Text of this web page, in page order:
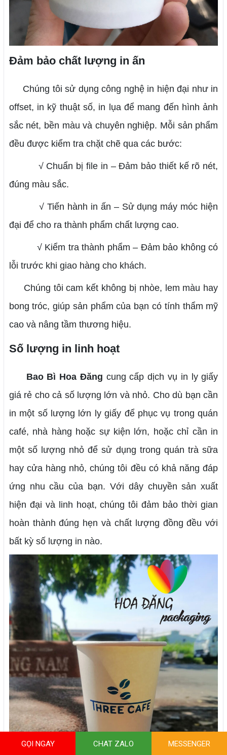
Đảm bảo chất lượng in ấn
Chúng tôi sử dụng công nghệ in hiện đại như in
offset, in kỹ thuật số, in lụa để mang đến hình ảnh
sắc nét, bền màu và chuyên nghiệp. Mỗi sản phẩm
đều được kiểm tra chặt chẽ qua các bước:
√ Chuẩn bị file in – Đảm bảo thiết kế rõ nét,
đúng màu sắc.
√ Tiến hành in ấn – Sử dụng máy móc hiện
đại để cho ra thành phẩm chất lượng cao.
√ Kiểm tra thành phẩm – Đảm bảo không có
lỗi trước khi giao hàng cho khách.
Chúng tôi cam kết không bị nhòe, lem màu hay
bong tróc, giúp sản phẩm của bạn có tính thẩm mỹ
cao và nâng tầm thương hiệu.
Số lượng in linh hoạt
Bao Bì Hoa Đăng cung cấp dịch vụ in ly giấy
giá rẻ cho cả số lượng lớn và nhỏ. Cho dù bạn cần
in một số lượng lớn ly giấy để phục vụ trong quán
café, nhà hàng hoặc sự kiện lớn, hoặc chỉ cần in
một số lượng nhỏ để sử dụng trong quán trà sữa
hay cửa hàng nhỏ, chúng tôi đều có khả năng đáp
ứng nhu cầu của bạn. Với dây chuyền sản xuất
hiện đại và linh hoạt, chúng tôi đảm bảo thời gian
hoàn thành đúng hẹn và chất lượng đồng đều với
bất kỳ số lượng in nào.
GỌI NGAY CHAT ZALO MESSENGER